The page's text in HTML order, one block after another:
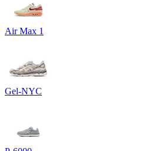
Air Max 1
Gel-NYC